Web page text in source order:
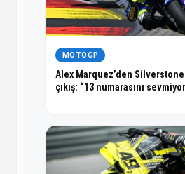
MOTOGP
Alex Marquez’den
çıkış: “13 numarasını